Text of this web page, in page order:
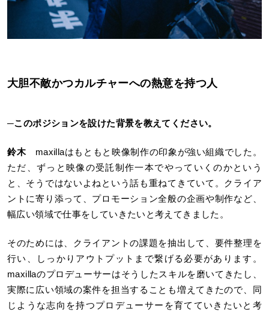
大胆不敵かつカルチャーへの熱意を持つ人
─このポジションを設けた背景を教えてください。
鈴木 maxillaはもともと映像制作の印象が強い組織でした。
ただ、ずっと映像の受託制作一本でやっていくのかという
と、そうではないよねという話も重ねてきていて。クライア
ントに寄り添って、プロモーション全般の企画や制作など、
幅広い領域で仕事をしていきたいと考えてきました。
そのためには、クライアントの課題を抽出して、要件整理を
行い、しっかりアウトプットまで繋げる必要があります。
maxillaのプロデューサーはそうしたスキルを磨いてきたし、
実際に広い領域の案件を担当することも増えてきたので、同
じような志向を持つプロデューサーを育てていきたいと考